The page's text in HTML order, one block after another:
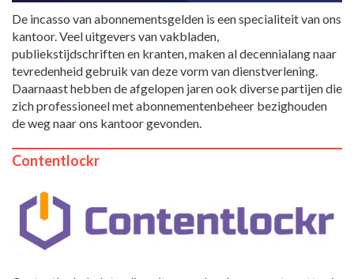
De incasso van abonnementsgelden is een specialiteit van ons
kantoor. Veel uitgevers van vakbladen,
publiekstijdschriften en kranten, maken al decennialang naar
tevredenheid gebruik van deze vorm van dienstverlening.
Daarnaast hebben de afgelopen jaren ook diverse partijen die
zich professioneel met abonnementenbeheer bezighouden
de weg naar ons kantoor gevonden.
Contentlockr